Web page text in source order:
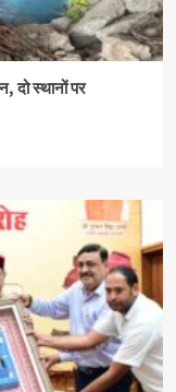
दो स्थानों पर